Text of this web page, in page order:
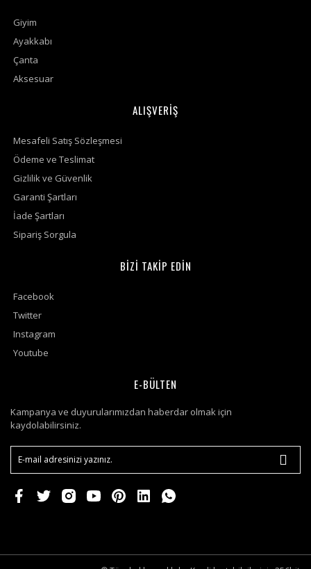
Giyim
Ayakkabı
Çanta
Aksesuar
ALIŞVERİŞ
Mesafeli Satış Sözleşmesi
Ödeme ve Teslimat
Gizlilik ve Güvenlik
Garanti Şartları
İade Şartları
Sipariş Sorgula
BİZİ TAKİP EDİN
Facebook
Twitter
Instagram
Youtube
E-BÜLTEN
Kampanya ve duyurularımızdan haberdar olmak için
kaydolabilirsiniz.